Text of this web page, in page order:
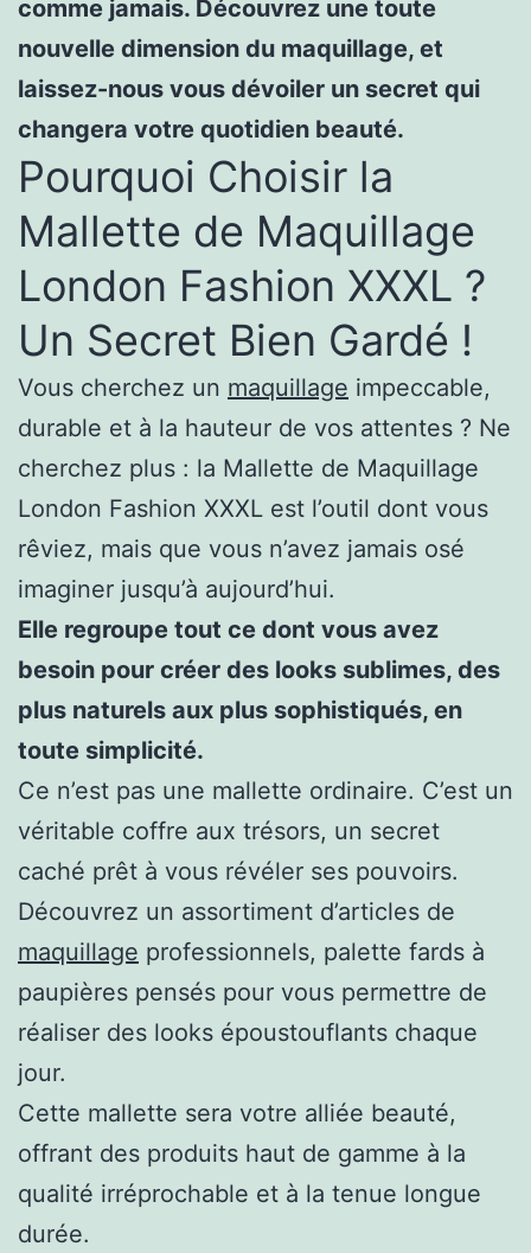
comme jamais. Découvrez une toute
nouvelle dimension du maquillage, et
laissez-nous vous dévoiler un secret qui
changera votre quotidien beauté.
Pourquoi Choisir la
Mallette de Maquillage
London Fashion XXXL ?
Un Secret Bien Gardé !
Vous cherchez un maquillage impeccable,
durable et à la hauteur de vos attentes ? Ne
cherchez plus : la Mallette de Maquillage
London Fashion XXXL est l’outil dont vous
rêviez, mais que vous n’avez jamais osé
imaginer jusqu’à aujourd’hui.
Elle regroupe tout ce dont vous avez
besoin pour créer des looks sublimes, des
plus naturels aux plus sophistiqués, en
toute simplicité.
Ce n’est pas une mallette ordinaire. C’est un
véritable coffre aux trésors, un secret
caché prêt à vous révéler ses pouvoirs.
Découvrez un assortiment d’articles de
maquillage professionnels, palette fards à
paupières pensés pour vous permettre de
réaliser des looks époustouflants chaque
jour.
Cette mallette sera votre alliée beauté,
offrant des produits haut de gamme à la
qualité irréprochable et à la tenue longue
durée.